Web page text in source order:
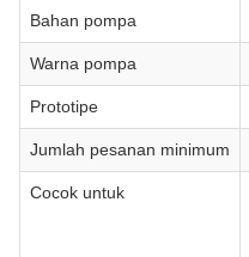
Bahan pompa
Warna pompa
Prototipe
Jumlah pesanan minimum
Cocok untuk